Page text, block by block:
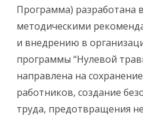
Программа) разработана
методическими
и внедрению в
программы “Нулевой
направлена на
работников, создание
труда, предотвращения